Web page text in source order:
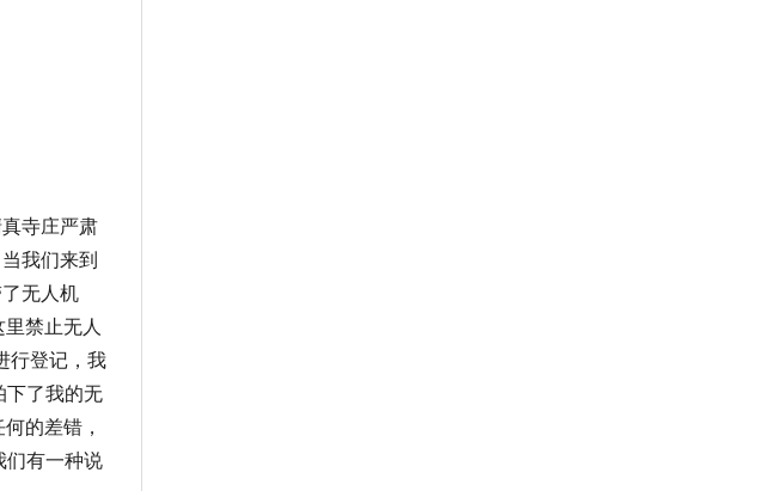
寺庄严肃
我们来到
无人机
禁止无人
行登记，我
下了我的无
的差错，
们有一种说